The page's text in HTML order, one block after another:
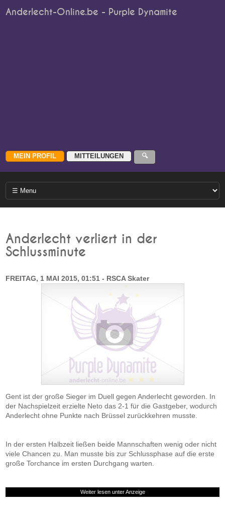
Anderlecht-Online.be - Purple Dynamite
Anderlecht verliert in der
Schlussminute
FREITAG, 1 MAI 2015, 01:51 - RSCA Skater
Gent ist der große Sieger im Duell gegen Anderlecht geworden. In
der Nachspielzeit erzielte Neto das 2-1 für die Gastgeber, wodurch
Anderlecht ohne Punkte nach Brüssel zurückkehren musste.
In der ersten Halbzeit ließen beide Mannschaften wenig oder nicht
viele Chancen zu. Man musste bis zur Schlussphase auf die erste
große Torchance im ersten Durchgang warten.
Weiter lesen unter Anzeige